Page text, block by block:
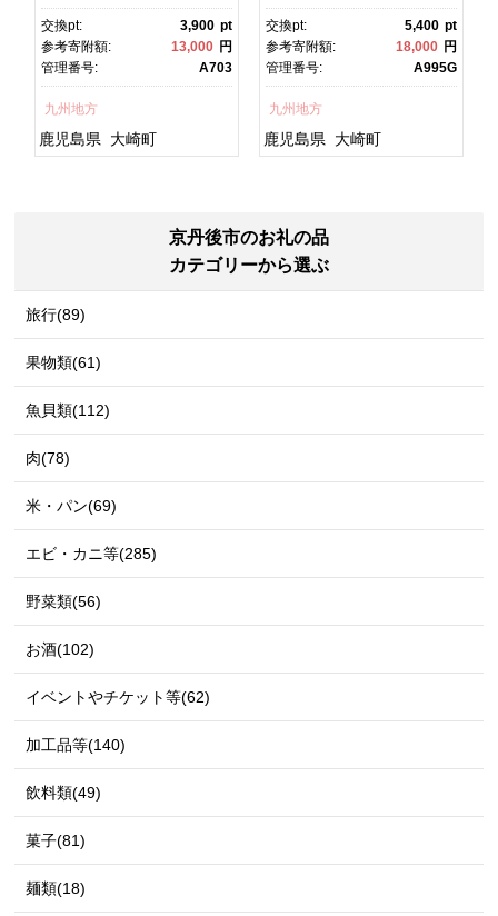
なぎ 鰻 ウナギ 蒲焼き 蒲
焼 かばやき 魚 魚介 魚貝 海
鮮 うな重 ひつまぶし 蒲
焼 訳あり ギフト 人気 おす
半島 A703
交換pt: 3,900 pt
参考寄附額:
13,000 円
管理番号:
A703
九州地方
鹿児島県 大崎町
ばやき unagi うなぎ蒲
焼 土用丑の日 土用の丑の
日 丑の日 魚 魚介 魚貝 海
鮮 うな重 蒲焼 訳あり ギフ
県 大崎町 大隅半
島 A995G 【会員限定のお
礼の品】【うなぎ蒲焼 国
交換pt: 5,400 pt
参考寄附額:
18,000 円
管理番号:
A995G
九州地方
鹿児島県 大崎町
京丹後市のお礼の品
カテゴリーから選ぶ
旅行(89)
果物類(61)
魚貝類(112)
肉(78)
米・パン(69)
エビ・カニ等(285)
野菜類(56)
お酒(102)
イベントやチケット等(62)
加工品等(140)
飲料類(49)
菓子(81)
麺類(18)